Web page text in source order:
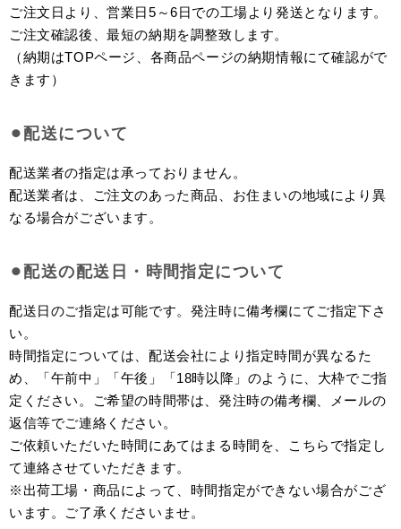
ご注文日より、営業日5～6日での工場より発送となります。
ご注文確認後、最短の納期を調整致します。
（納期はTOPページ、各商品ページの納期情報にて確認がで
きます）
⚫︎配送について
配送業者の指定は承っておりません。
配送業者は、ご注文のあった商品、お住まいの地域により異
なる場合がございます。
⚫︎配送の配送日・時間指定について
配送日のご指定は可能です。発注時に備考欄にてご指定下さ
い。
時間指定については、配送会社により指定時間が異なるた
め、「午前中」「午後」「18時以降」のように、大枠でご指
定ください。ご希望の時間帯は、発注時の備考欄、メールの
返信等でご連絡ください。
ご依頼いただいた時間にあてはまる時間を、こちらで指定し
て連絡させていただきます。
※出荷工場・商品によって、時間指定ができない場合がござ
います。ご了承くださいませ。